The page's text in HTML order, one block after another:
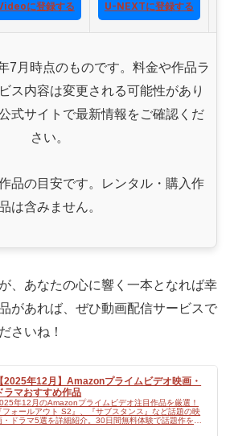
に登録する U-NEXTに登録する
7月時点のものです。料金や作品ラ
ス内容は変更される可能性があり
式サイトで最新情報をご確認くだ
さい。
品の目安です。レンタル・購入作
は含みません。
、あなたの心に響く一本となれば幸
があれば、ぜひ動画配信サービスで
さいね！
【2025年12月】Amazonプライムビデオ映画・
ラマおすすめ作品
年12月のAmazonプライムビデオ注目作品を厳選！
フォールアウト S2』、『サブスタンス』など話題の映
・ドラマ5選を詳細紹介。30日間無料体験で話題作を見